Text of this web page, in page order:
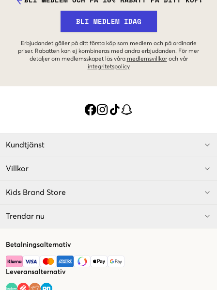
BLI MEDLEM IDAG
Erbjudandet gäller på ditt första köp som medlem och på ordinarie
priser. Rabatten kan ej kombineras med andra erbjudanden. För mer
detaljer om medlemsskapet läs våra medlemsvillkor och vår
integritetspolicy
Kundtjänst
Villkor
Kids Brand Store
Trendar nu
Betalningsalternativ
Leveransalternativ